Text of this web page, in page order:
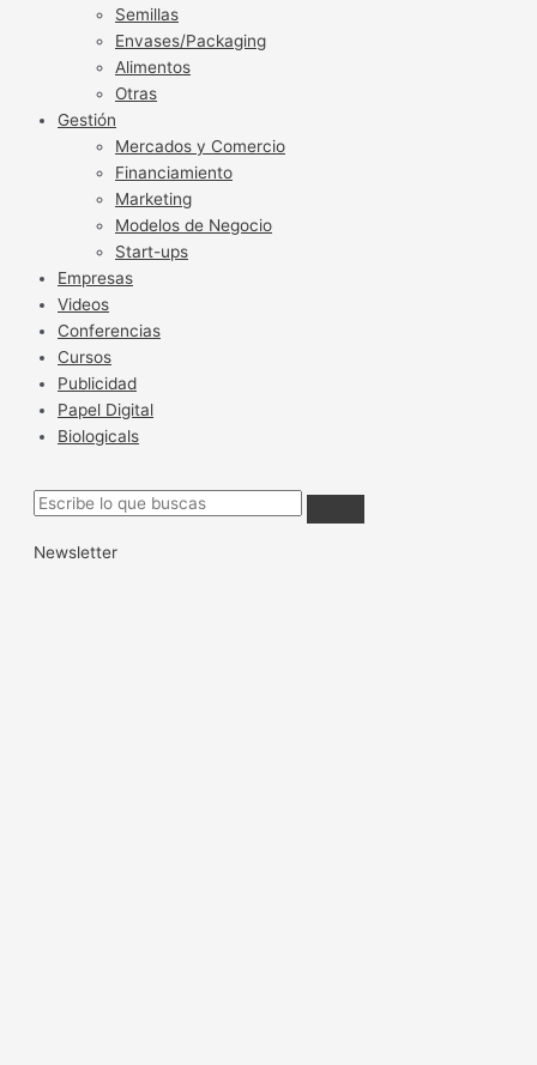
Semillas
Envases/Packaging
Alimentos
Otras
Gestión
Mercados y Comercio
Financiamiento
Marketing
Modelos de Negocio
Start-ups
Empresas
Videos
Conferencias
Cursos
Publicidad
Papel Digital
Biologicals
Newsletter